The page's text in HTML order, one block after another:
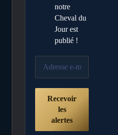
notre
Cheval du
Jour est
publié !